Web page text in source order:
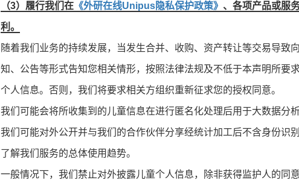
（3）履行我们在 《外研在线Unipus隐私保护政策》 、各项产品或服
利。
随着我们业务的持续发展，当发生合并、收购、资产转让等交易导致
知、公告等形式告知您相关情形，按照法律法规及不低于本声明所要
个人信息。否则，我们将要求相关方组织重新征求您的授权同意。
我们可能会将所收集到的儿童信息在进行匿名化处理后用于大数据分
我们可能对外公开并与我们的合作伙伴分享经统计加工后不含身份识
了解我们服务的总体使用趋势。
一般情况下，我们禁止对外披露儿童个人信息，除非获得监护人的同意